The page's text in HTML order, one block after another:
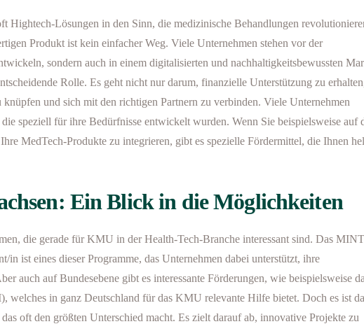
Hightech-Lösungen in den Sinn, die medizinische Behandlungen
Produkt ist kein einfacher Weg. Viele Unternehmen stehen vor der
sondern auch in einem digitalisierten und nachhaltigkeitsbewussten
Rolle. Es geht nicht nur darum, finanzielle Unterstützung zu
und sich mit den richtigen Partnern zu verbinden. Viele Unternehmen
speziell für ihre Bedürfnisse entwickelt wurden. Wenn Sie beispielsweise auf
MedTech-Produkte zu integrieren, gibt es spezielle Fördermittel, die Ihnen
Ein Blick in die Möglichkeiten
die gerade für KMU in der Health-Tech-Branche interessant sind. Das
in ist eines dieser Programme, das Unternehmen dabei unterstützt, ihre
auch auf Bundesebene gibt es interessante Förderungen, wie beispielsweise
welches in ganz Deutschland für das KMU relevante Hilfe bietet. Doch es ist
oft den größten Unterschied macht. Es zielt darauf ab, innovative Projekte zu